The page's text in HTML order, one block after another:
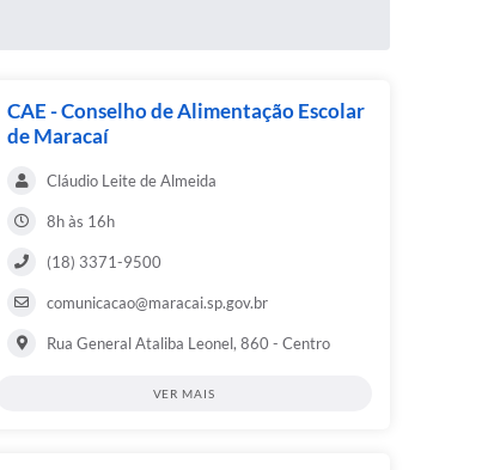
CAE - Conselho de Alimentação Escolar
de Maracaí
Cláudio Leite de Almeida
8h às 16h
(18) 3371-9500
comunicacao@maracai.sp.gov.br
Rua General Ataliba Leonel, 860 - Centro
VER MAIS